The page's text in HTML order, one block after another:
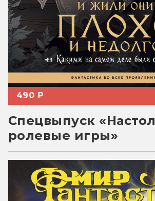
490 ₽
Спецвыпуск
ролевые игры»